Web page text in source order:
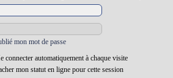
mon mot de passe
connecter automatiquement à chaque visite
mon statut en ligne pour cette session